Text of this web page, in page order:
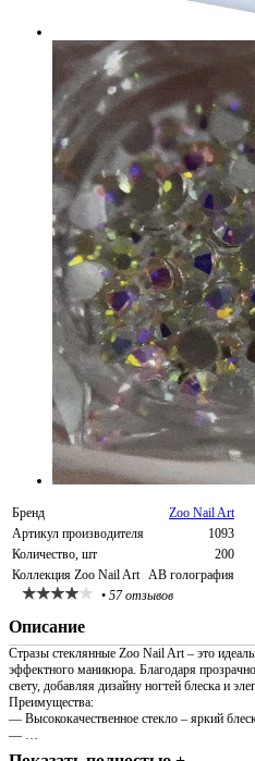
Бренд
Zoo Nail Art
Артикул производителя
1093
Количество, шт
200
Коллекция Zoo Nail Art AB голография
• 57 отзывов
Описание
Стразы стеклянные Zoo Nail Art – это
эффектного маникюра. Благодаря
свету, добавляя дизайну ногтей блеска и
Преимущества:
— Высококачественное стекло – яркий
— …